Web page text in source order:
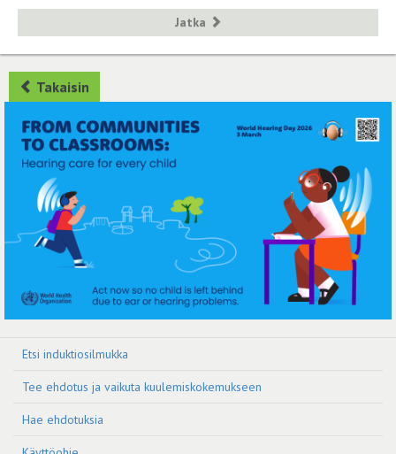
Jatka
Takaisin
Etsi induktiosilmukka
Tee ehdotus ja vaikuta kuulemiskokemukseen
Hae ehdotuksia